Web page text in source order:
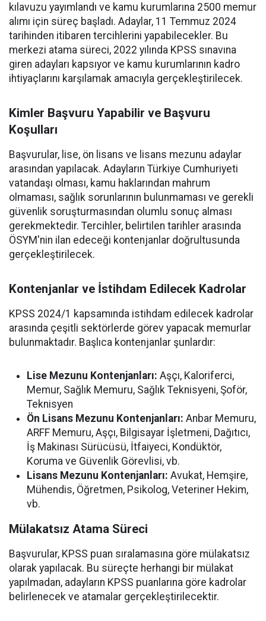
kılavuzu yayımlandı ve kamu kurumlarına 2500 memur
alımı için süreç başladı. Adaylar, 11 Temmuz 2024
tarihinden itibaren tercihlerini yapabilecekler. Bu
merkezi atama süreci, 2022 yılında KPSS sınavına
giren adayları kapsıyor ve kamu kurumlarının kadro
ihtiyaçlarını karşılamak amacıyla gerçekleştirilecek.
Kimler Başvuru Yapabilir ve Başvuru
Koşulları
Başvurular, lise, ön lisans ve lisans mezunu adaylar
arasından yapılacak. Adayların Türkiye Cumhuriyeti
vatandaşı olması, kamu haklarından mahrum
olmaması, sağlık sorunlarının bulunmaması ve gerekli
güvenlik soruşturmasından olumlu sonuç alması
gerekmektedir. Tercihler, belirtilen tarihler arasında
ÖSYM'nin ilan edeceği kontenjanlar doğrultusunda
gerçekleştirilecek.
Kontenjanlar ve İstihdam Edilecek Kadrolar
KPSS 2024/1 kapsamında istihdam edilecek kadrolar
arasında çeşitli sektörlerde görev yapacak memurlar
bulunmaktadır. Başlıca kontenjanlar şunlardır:
Lise Mezunu Kontenjanları: Aşçı, Kaloriferci,
Memur, Sağlık Memuru, Sağlık Teknisyeni, Şoför,
Teknisyen
Ön Lisans Mezunu Kontenjanları: Anbar Memuru,
ARFF Memuru, Aşçı, Bilgisayar İşletmeni, Dağıtıcı,
İş Makinası Sürücüsü, İtfaiyeci, Kondüktör,
Koruma ve Güvenlik Görevlisi, vb.
Lisans Mezunu Kontenjanları: Avukat, Hemşire,
Mühendis, Öğretmen, Psikolog, Veteriner Hekim,
vb.
Mülakatsız Atama Süreci
Başvurular, KPSS puan sıralamasına göre mülakatsız
olarak yapılacak. Bu süreçte herhangi bir mülakat
yapılmadan, adayların KPSS puanlarına göre kadrolar
belirlenecek ve atamalar gerçekleştirilecektir.